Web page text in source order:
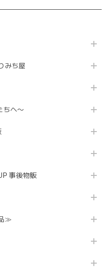
みち屋
ちへ〜
事後物販
≫